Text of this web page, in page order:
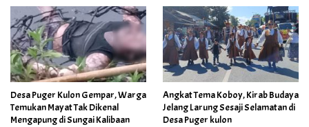
Desa Puger Kulon Gempar, Warga
Temukan Mayat Tak Dikenal
Mengapung di Sungai Kalibaan
Angkat Tema Koboy, Kirab Budaya
Jelang Larung Sesaji Selamatan di
Desa Puger kulon